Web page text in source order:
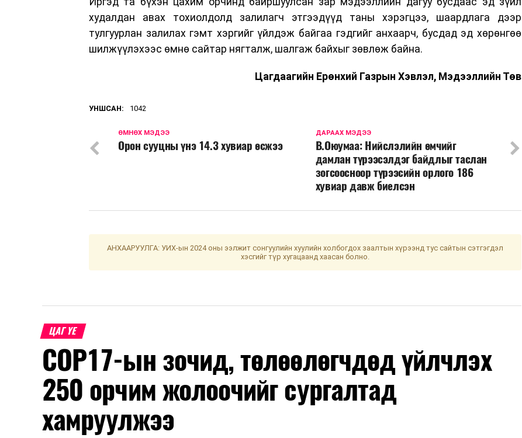
худалдан авах тохиолдолд залилагч этгээдүүд таны хэрэгцээ, шаардлага дээр
тулгуурлан залилах гэмт хэргийг үйлдэж байгаа гэдгийг анхаарч, бусдад эд хөрөнгөө
шилжүүлэхээс өмнө сайтар нягталж, шалгаж байхыг зөвлөж байна.
Цагдаагийн Ерөнхий Газрын Хэвлэл, Мэдээллийн Төв
УНШСАН: 1042
ДАРААХ МЭДЭЭ
В.Оюумаа: Нийслэлийн өмчийг
дамлан түрээсэлдэг байдлыг таслан
зогсоосноор түрээсийн орлого 186
хувиар давж биелсэн
ӨМНӨХ МЭДЭЭ
Орон сууцны үнэ 14.3 хувиар өсжээ
АНХААРУУЛГА: УИХ-ын 2024 оны ээлжит сонгуулийн хуулийн холбогдох заалтын хүрээнд тус сайтын сэтгэгдэл
хэсгийг түр хугацаанд хаасан болно.
ЦАГ ҮЕ
COP17-ын зочид, төлөөлөгчдөд үйлчлэх
250 орчим жолоочийг сургалтад
хамруулжээ